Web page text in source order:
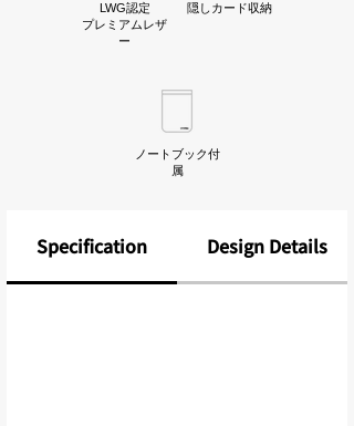
LWG認定
プレミアムレザ
ー
隠しカード収納
ノートブック付
属
Specification Design Details